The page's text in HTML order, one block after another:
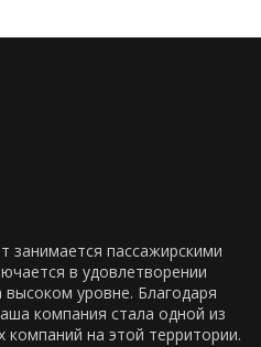
занимается пассажирскими
в удовлетворении
уровне. Благодаря
компания стала одной из
на этой территории.